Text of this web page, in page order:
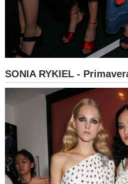
SONIA RYKIEL -